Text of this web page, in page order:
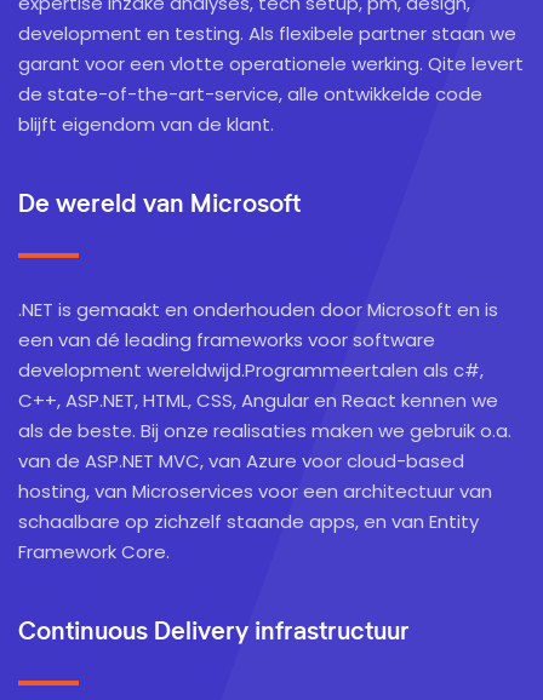
development en testing. Als flexibele partner staan we
garant voor een vlotte operationele werking. Qite levert
de state-of-the-art-service, alle ontwikkelde code
blijft eigendom van de klant.
De wereld van Microsoft
.NET is gemaakt en onderhouden door Microsoft en is
een van dé leading frameworks voor software
development wereldwijd.Programmeertalen als c#,
C++, ASP.NET, HTML, CSS, Angular en React kennen we
als de beste. Bij onze realisaties maken we gebruik o.a.
van de ASP.NET MVC, van Azure voor cloud-based
hosting, van Microservices voor een architectuur van
schaalbare op zichzelf staande apps, en van Entity
Framework Core.
Continuous Delivery infrastructuur